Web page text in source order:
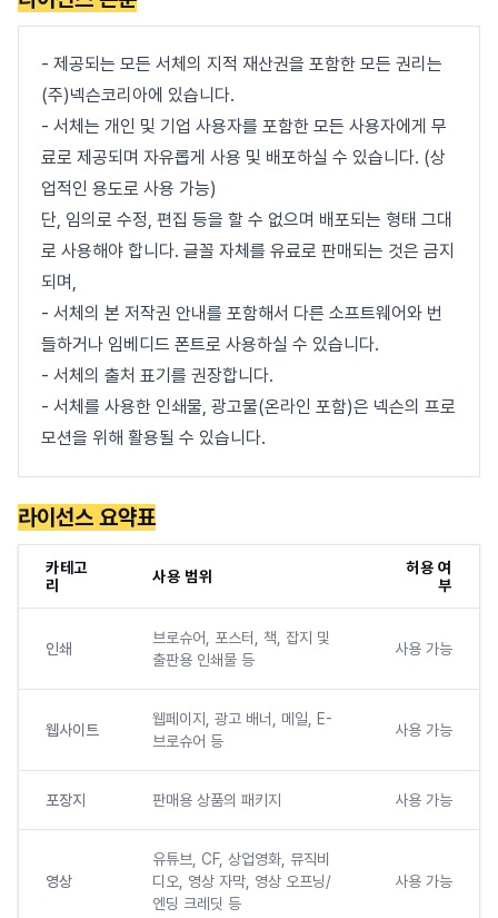
- 제공되는 모든 서체의 지적 재산권을 포함한 모든 권리는
(주)넥슨코리아에 있습니다.
- 서체는 개인 및 기업 사용자를 포함한 모든 사용자에게 무
료로 제공되며 자유롭게 사용 및 배포하실 수 있습니다. (상
업적인 용도로 사용 가능)
단, 임의로 수정, 편집 등을 할 수 없으며 배포되는 형태 그대
로 사용해야 합니다. 글꼴 자체를 유료로 판매되는 것은 금지
되며,
- 서체의 본 저작권 안내를 포함해서 다른 소프트웨어와 번
들하거나 임베디드 폰트로 사용하실 수 있습니다.
- 서체의 출처 표기를 권장합니다.
- 서체를 사용한 인쇄물, 광고물(온라인 포함)은 넥슨의 프로
모션을 위해 활용될 수 있습니다.
라이선스 요약표
카테고
리
사용 범위
허용 여
부
인쇄
브로슈어, 포스터, 책, 잡지 및
출판용 인쇄물 등
사용 가능
웹사이트
웹페이지, 광고 배너, 메일, E-
브로슈어 등
사용 가능
포장지 판매용 상품의 패키지 사용 가능
영상
유튜브, CF, 상업영화, 뮤직비
디오, 영상 자막, 영상 오프닝/
엔딩 크레딧 등
사용 가능